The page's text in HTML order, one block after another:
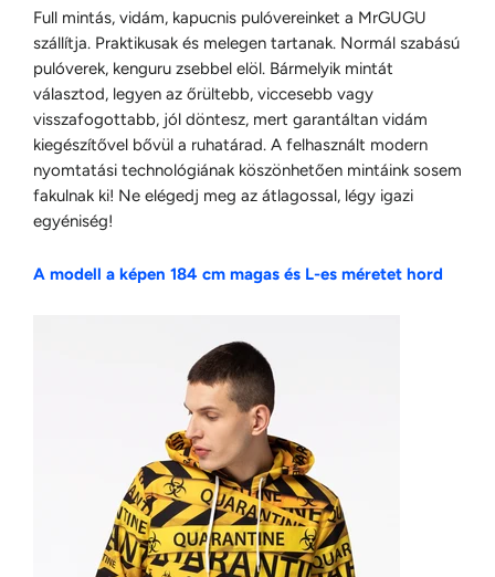
Full mintás, vidám, kapucnis pulóvereinket a MrGUGU
szállítja. Praktikusak és melegen tartanak. Normál szabású
pulóverek, kenguru zsebbel elöl. Bármelyik mintát
választod, legyen az őrültebb, viccesebb vagy
visszafogottabb, jól döntesz, mert garantáltan vidám
kiegészítővel bővül a ruhatárad. A felhasznált modern
nyomtatási technológiának köszönhetően mintáink sosem
fakulnak ki! Ne elégedj meg az átlagossal, légy igazi
egyéniség!
A modell a képen 184 cm magas és L-es méretet hord